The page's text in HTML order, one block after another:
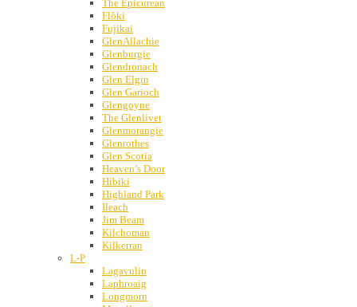
The Epicurean
Flôki
Fujikai
GlenAllachie
Glenburgie
Glendronach
Glen Elgin
Glen Garioch
Glengoyne
The Glenlivet
Glenmorangie
Glenrothes
Glen Scotia
Heaven’s Door
Hibiki
Highland Park
Ileach
Jim Beam
Kilchoman
Kilkerran
L-P
Lagavulin
Laphroaig
Longmorn